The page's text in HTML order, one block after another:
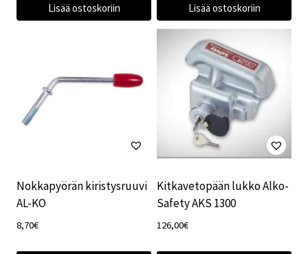
Lisää ostoskoriin Lisää ostoskoriin
Nokkapyörän kiristysruuvi
AL-KO
8,70€
Kitkavetopään lukko Alko-
Safety AKS 1300
126,00€